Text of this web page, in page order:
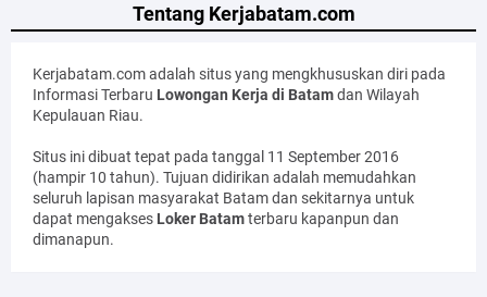
Tentang Kerjabatam.com
Kerjabatam.com adalah situs yang mengkhususkan diri pada
Informasi Terbaru Lowongan Kerja di Batamdan Wilayah
Kepulauan Riau.
Situs ini dibuat tepat pada tanggal 11 September 2016
(hampir 10 tahun). Tujuan didirikan adalah memudahkan
seluruh lapisan masyarakat Batam dan sekitarnya untuk
dapat mengakses Loker Batamterbaru kapanpun dan
dimanapun.